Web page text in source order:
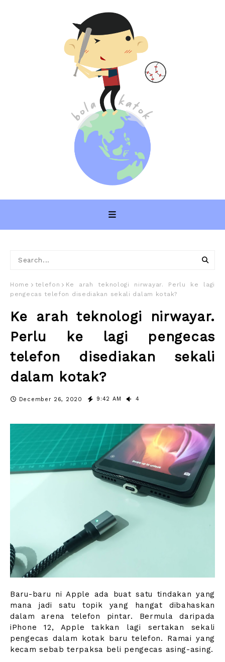
Home telefon
Ke arah teknologi nirwayar. Perlu ke lagi
pengecas telefon disediakan sekali dalam kotak?
Ke arah teknologi nirwayar.
Perlu ke lagi pengecas
telefon disediakan sekali
dalam kotak?
December 26, 2020 9:42 AM 4
Baru-baru ni Apple ada buat satu tindakan yang
mana jadi satu topik yang hangat dibahaskan
dalam arena telefon pintar. Bermula daripada
iPhone 12, Apple takkan lagi sertakan sekali
pengecas dalam kotak baru telefon. Ramai yang
kecam sebab terpaksa beli pengecas asing-asing.